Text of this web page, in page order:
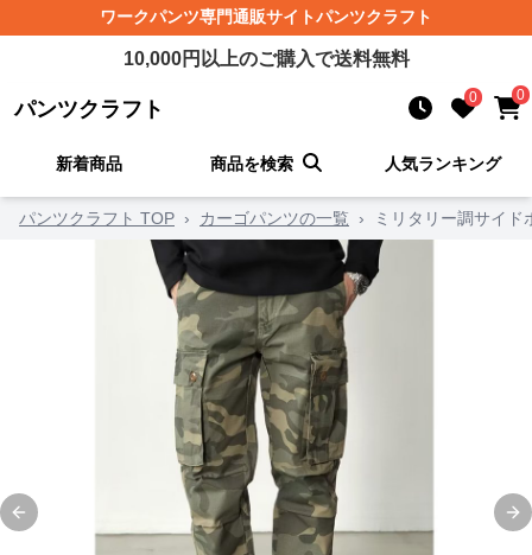
ワークパンツ専門通販サイトパンツクラフト
10,000円以上のご購入で送料無料
パンツクラフト 0 0
新着商品 商品を検索 人気ランキング
パンツクラフト TOP › カーゴパンツの一覧 › ミリタリー調サイド
Previous slide